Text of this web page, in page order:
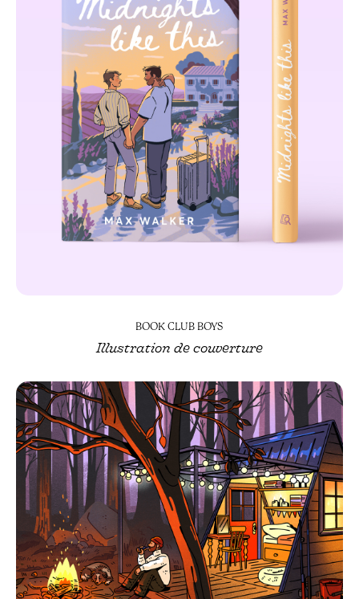
BOOK CLUB BOYS
Illustration de couverture